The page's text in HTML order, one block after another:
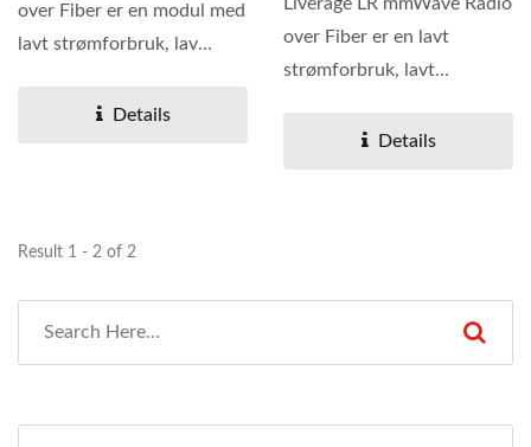
over Fiber er en modul med
lavt strømforbruk, lav
kostnadseffektivitet...
Details
over Fiber er en lavt
strømforbruk, lavt
kostnadseffektiv...
Details
Result 1 - 2 of 2